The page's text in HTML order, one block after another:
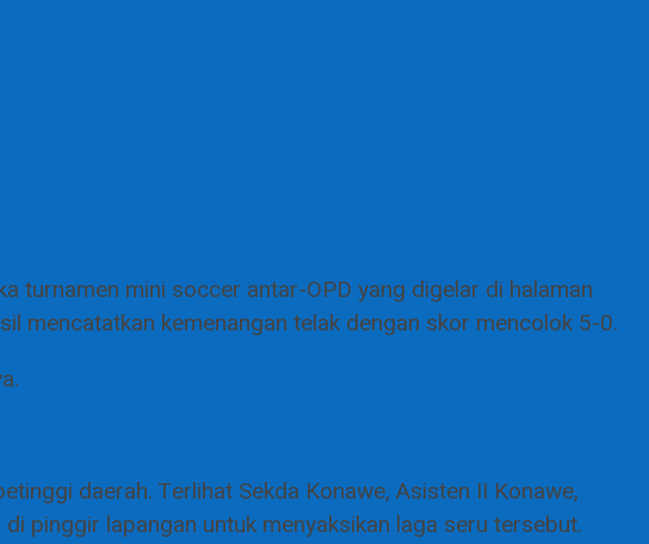
turnamen mini soccer antar-OPD yang digelar di halaman
mencatatkan kemenangan telak dengan skor mencolok 5-0.
daerah. Terlihat Sekda Konawe, Asisten II Konawe,
pinggir lapangan untuk menyaksikan laga seru tersebut.